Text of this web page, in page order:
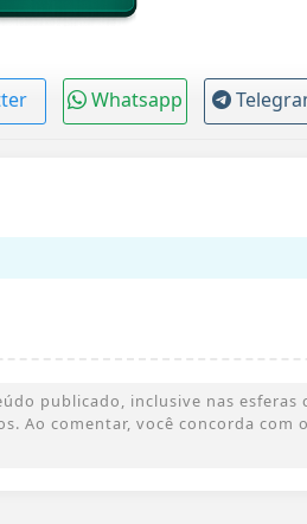
Whatsapp
publicado, inclusive nas esferas
Ao comentar, você concorda com